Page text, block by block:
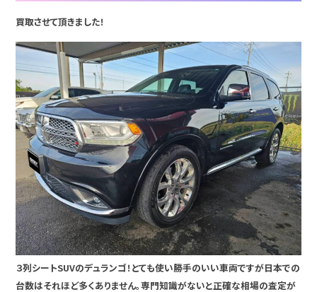
買取させて頂きました！
３列シートSUVのデュランゴ！とても使い勝手のいい車両ですが日本での
台数はそれほど多くありません。専門知識がないと正確な相場の査定が